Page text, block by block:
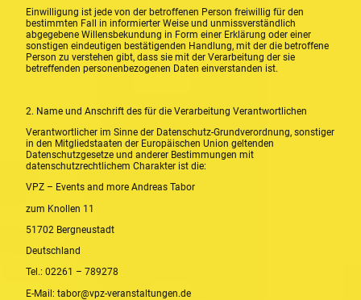
Einwilligung ist jede von der betroffenen Person freiwillig für den
bestimmten Fall in informierter Weise und unmissverständlich
abgegebene Willensbekundung in Form einer Erklärung oder einer
sonstigen eindeutigen bestätigenden Handlung, mit der die betroffene
Person zu verstehen gibt, dass sie mit der Verarbeitung der sie
betreffenden personenbezogenen Daten einverstanden ist.
2. Name und Anschrift des für die Verarbeitung Verantwortlichen
Verantwortlicher im Sinne der Datenschutz-Grundverordnung, sonstiger
in den Mitgliedstaaten der Europäischen Union geltenden
Datenschutzgesetze und anderer Bestimmungen mit
datenschutzrechtlichem Charakter ist die:
VPZ – Events and more Andreas Tabor
zum Knollen 11
51702 Bergneustadt
Deutschland
Tel.: 02261 – 789278
E-Mail: tabor@vpz-veranstaltungen.de